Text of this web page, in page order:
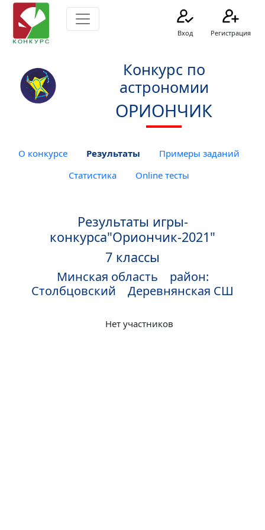
Вход Регистрация
Конкурс по
астрономии
ОРИОНЧИК
О конкурсе Результаты
Примеры заданий
Статистика
Online тесты
Результаты игры-
конкурса"Ориончик-2021"
7 классы
Минская область район:
Столбцовский Деревнянская СШ
Нет участников